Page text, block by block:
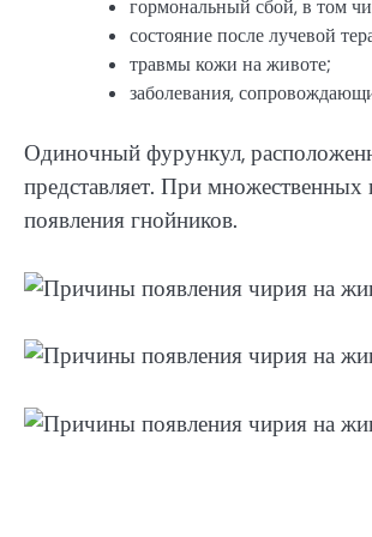
гормональный сбой, в том
состояние после лучевой
травмы кожи на животе;
заболевания,
Одиночный фурункул,
представляет. При множественных
появления гнойников.